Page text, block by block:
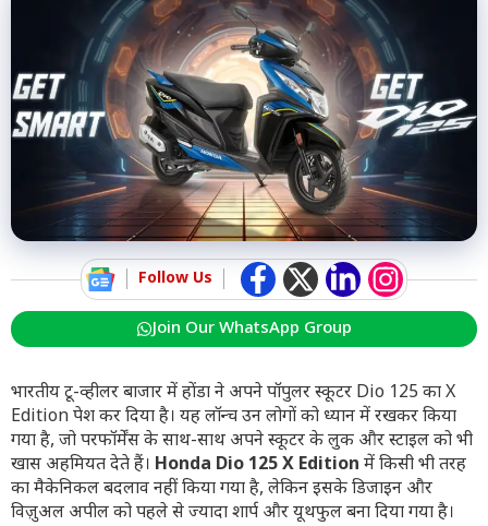
Follow Us
Join Our WhatsApp Group
भारतीय टू-व्हीलर बाजार में होंडा ने अपने पॉपुलर स्कूटर Dio 125 का X
Edition पेश कर दिया है। यह लॉन्च उन लोगों को ध्यान में रखकर किया
गया है, जो परफॉर्मेंस के साथ-साथ अपने स्कूटर के लुक और स्टाइल को भी
खास अहमियत देते हैं। Honda Dio 125 X Edition में किसी भी तरह
का मैकेनिकल बदलाव नहीं किया गया है, लेकिन इसके डिजाइन और
विज़ुअल अपील को पहले से ज्यादा शार्प और यूथफुल बना दिया गया है।